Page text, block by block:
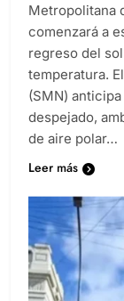
Metropolitana
comenzará a
regreso del
temperatura.
(SMN)
despejado,
de aire polar…
Leer más